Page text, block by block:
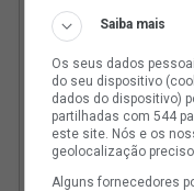
Saiba mais
Os seus dados
do seu dispositivo
dados do dispositivo)
partilhadas com 544
este site. Nós e os
geolocalização
Alguns fornecedores